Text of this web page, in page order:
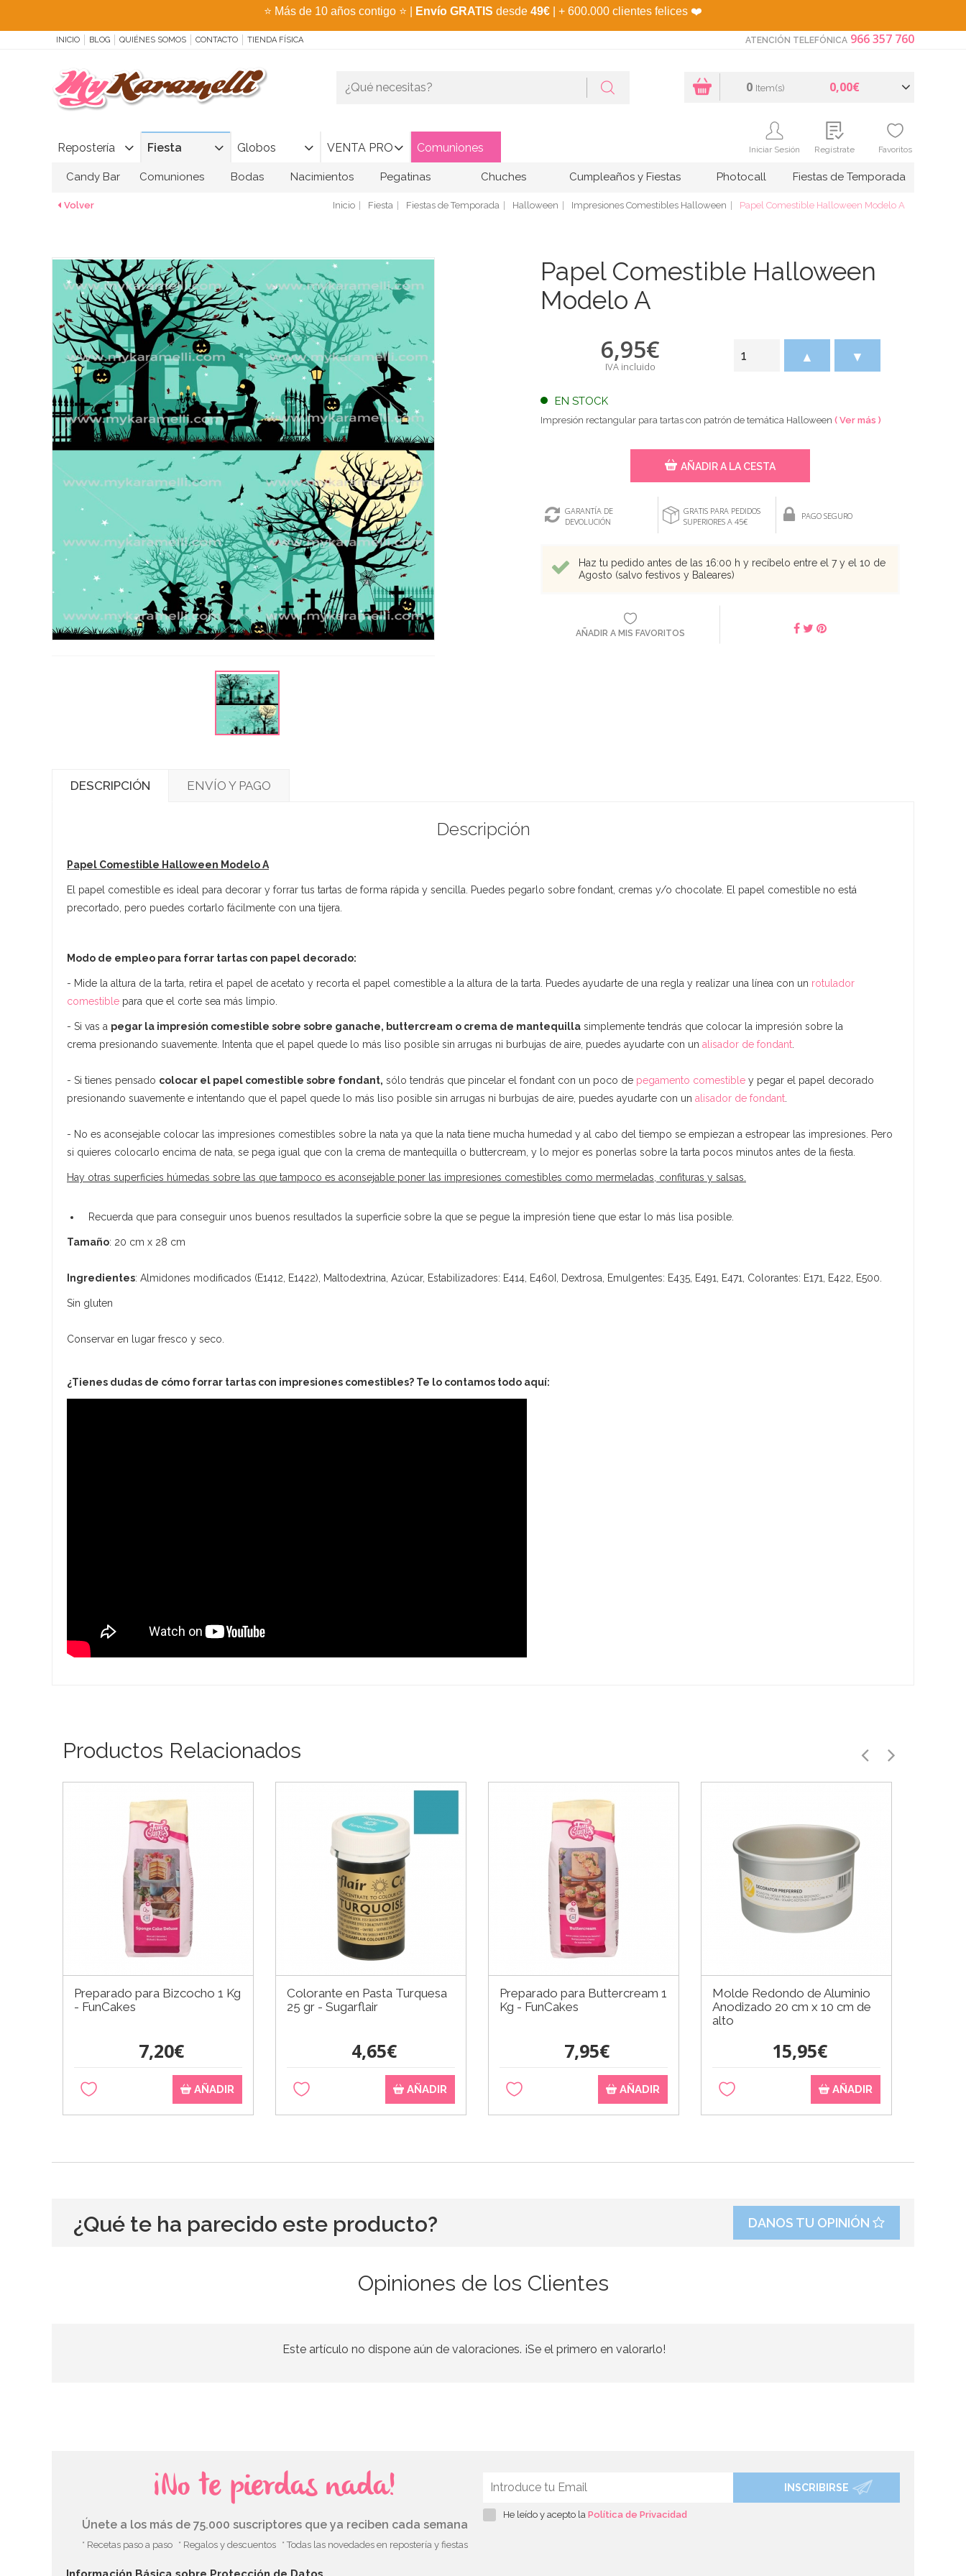
⭐ Más de 10 años contigo ⭐ Envío GRATIS desde 49€ | + 600.000 clientes felices ❤️
INICIO BLOG QUIÉNES SOMOS CONTACTO TIENDA FÍSICA ATENCIÓN TELEFÓNICA 966 357 760
Repostería Fiesta Globos VENTA PRO Comuniones
0 Item(s) 0,00€
Iniciar Sesión Regístrate Favoritos
Candy Bar Comuniones Bodas Nacimientos Pegatinas Chuches Cumpleaños y Fiestas Photocall Fiestas de Temporada
Volver Inicio Fiesta Fiestas de Temporada Halloween Impresiones Comestibles Halloween Papel Comestible Halloween Modelo A
Papel Comestible Halloween
Modelo A
6,95€
IVA incluido
EN STOCK
▲ ▼
Impresión rectangular para tartas con patrón de temática Halloween ( Ver más )
AÑADIR A LA CESTA
GARANTÍA DE
DEVOLUCIÓN
GRATIS PARA PEDIDOS
SUPERIORES A 45€
PAGO SEGURO
Haz tu pedido antes de las 16:00 h y recíbelo entre el 7 y el 10 de
Agosto (salvo festivos y Baleares)
AÑADIR A MIS FAVORITOS
DESCRIPCIÓN ENVÍO Y PAGO
Descripción
Papel Comestible Halloween Modelo A
El papel comestible es ideal para decorar y forrar tus tartas de forma rápida y sencilla. Puedes pegarlo sobre fondant, cremas y/o chocolate. El papel comestible no está
precortado, pero puedes cortarlo fácilmente con una tijera.
Modo de empleo para forrar tartas con papel decorado:
- Mide la altura de la tarta, retira el papel de acetato y recorta el papel comestible a la altura de la tarta. Puedes ayudarte de una regla y realizar una línea con un rotulador
comestible para que el corte sea más limpio.
- Si vas a pegar la impresión comestible sobre sobre ganache, buttercream o crema de mantequilla simplemente tendrás que colocar la impresión sobre la
crema presionando suavemente. Intenta que el papel quede lo más liso posible sin arrugas ni burbujas de aire, puedes ayudarte con un alisador de fondant
- Si tienes pensado colocar el papel comestible sobre fondant, sólo tendrás que pincelar el fondant con un poco de pegamento comestible y pegar el papel decorado
presionando suavemente e intentando que el papel quede lo más liso posible sin arrugas ni burbujas de aire, puedes ayudarte con un alisador de fondant
- No es aconsejable colocar las impresiones comestibles sobre la nata ya que la nata tiene mucha humedad y al cabo del tiempo se empiezan a estropear las impresiones. Pero
si quieres colocarlo encima de nata, se pega igual que con la crema de mantequilla o buttercream, y lo mejor es ponerlas sobre la tarta pocos minutos antes de la fiesta.
Hay otras superficies húmedas sobre las que tampoco es aconsejable poner las impresiones comestibles como mermeladas, confituras y salsas.
Recuerda que para conseguir unos buenos resultados la superficie sobre la que se pegue la impresión tiene que estar lo más lisa posible.
Tamaño: 20 cm x 28 cm
Ingredientes: Almidones modificados (E1412, E1422), Maltodextrina, Azúcar, Estabilizadores: E414, E460I, Dextrosa, Emulgentes: E435, E491, E471, Colorantes: E171, E422, E500.
Sin gluten
Conservar en lugar fresco y seco.
¿Tienes dudas de cómo forrar tartas con impresiones comestibles? Te lo contamos todo aquí:
Productos Relacionados
Preparado para Bizcocho 1 Kg
- FunCakes
7,20€
AÑADIR
Colorante en Pasta Turquesa
25 gr - Sugarflair
4,65€
AÑADIR
Preparado para Buttercream 1
Kg - FunCakes
7,95€
AÑADIR
Molde Redondo de Aluminio
Anodizado 20 cm x 10 cm de
alto
15,95€
AÑADIR
¿Qué te ha parecido este producto? DANOS TU OPINIÓN
Opiniones de los Clientes
Este artículo no dispone aún de valoraciones. ¡Se el primero en valorarlo!
¡No te pierdas nada!
Únete a los más de 75.000 suscriptores que ya reciben cada semana
* Recetas paso a paso * Regalos y descuentos * Todas las novedades en repostería y fiestas
INSCRIBIRSE
He leído y acepto la Política de Privacidad